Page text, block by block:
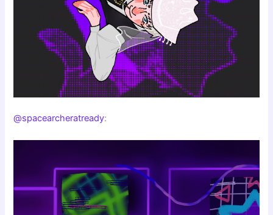
@spacearcheratready: